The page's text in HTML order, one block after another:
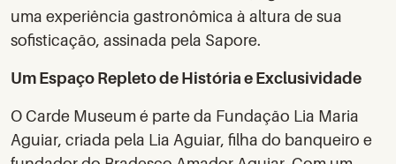
uma experiência gastronômica à altura de sua
sofisticação, assinada pela Sapore.
Um Espaço Repleto de História e Exclusividade
O Carde Museum é parte da Fundação Lia Maria
Aguiar, criada pela Lia Aguiar, filha do banqueiro e